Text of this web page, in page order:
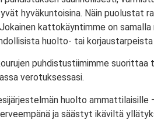
hyväkuntoisina. Näin
Jokainen kattokäyntimme on
huolto- tai
puhdistustiimimme
verotuksessasi.
huolto
ja säästyt ikäviltä